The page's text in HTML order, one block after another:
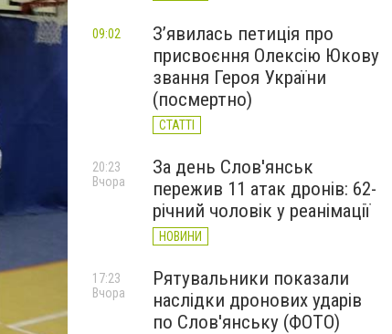
З’явилась петиція про
присвоєння Олексію Юкову
звання Героя України
(посмертно)
СТАТТІ
09:02
За день Слов'янськ
пережив 11 атак дронів: 62-
річний чоловік у реанімації
НОВИНИ
20:23
Вчора
Рятувальники показали
наслідки дронових ударів
по Слов'янську (ФОТО)
17:23
Вчора